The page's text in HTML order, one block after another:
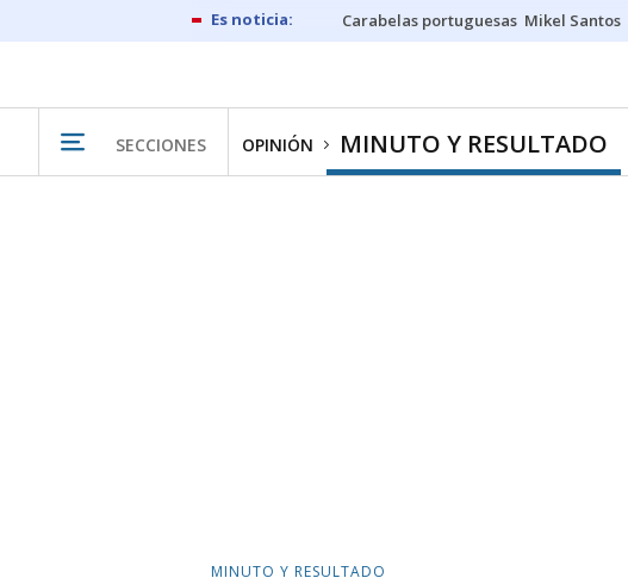
Carabelas portuguesas Mikel Santos
SECCIONES OPINIÓN MINUTO Y RESULTADO
MINUTO Y RESULTADO